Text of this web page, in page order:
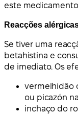
este
Reacções
Se tiver uma
betahistina e
de imediato. Os
vermelhidão
ou picazón
inchaço do